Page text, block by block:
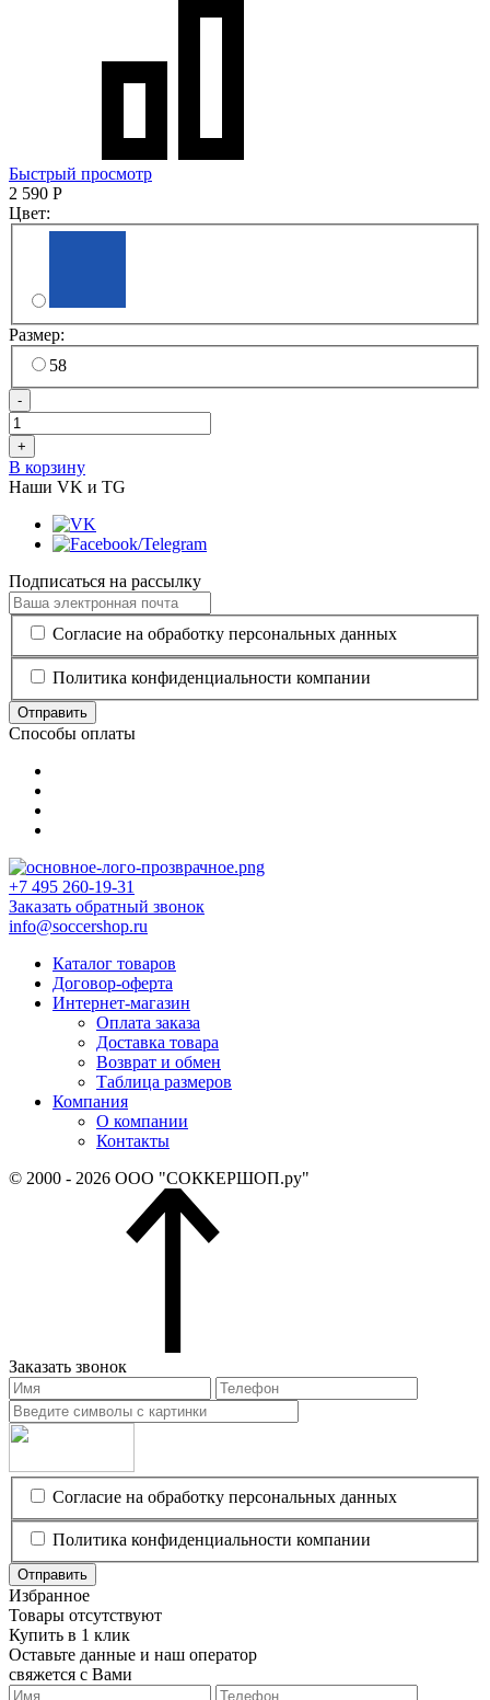
Быстрый просмотр
2 590 Р
Цвет:
Размер:
58
-
+
В корзину
Наши VK и TG
Подписаться на рассылку
Согласие на обработку персональных данных
Политика конфиденциальности компании
Отправить
Способы оплаты
+7 495 260-19-31
Заказать обратный звонок
info@soccershop.ru
Каталог товаров
Договор-оферта
Интернет-магазин
Оплата заказа
Доставка товара
Возврат и обмен
Таблица размеров
Компания
О компании
Контакты
© 2000 - 2026 ООО "СОККЕРШОП.ру"
Заказать звонок
Согласие на обработку персональных данных
Политика конфиденциальности компании
Отправить
Избранное
Товары отсутствуют
Купить в 1 клик
Оставьте данные и наш оператор
свяжется с Вами